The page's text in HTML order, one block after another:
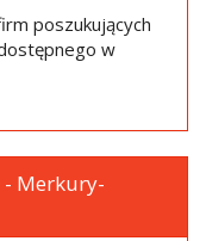
poszukujących
w
- Merkury-